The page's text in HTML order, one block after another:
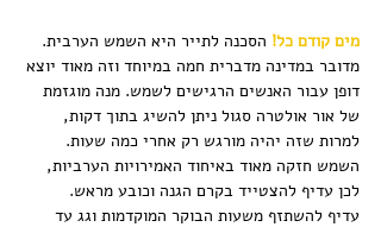
מים קודם כל! הסכנה לתייר היא השמש הערבית.
מדובר במדינה מדברית חמה במיוחד וזה מאוד יוצא
דופן עבור האנשים הרגישים לשמש. מנה מוגזמת
של אור אולטרה סגול ניתן להשיג בתוך דקות,
למרות שזה יהיה מורגש רק אחרי כמה שעות.
השמש חזקה מאוד באיחוד האמירויות הערביות,
לכן עדיף להצטייד בקרם הגנה וכובע מראש.
עדיף להשתזף משעות הבוקר המוקדמות וגג עד